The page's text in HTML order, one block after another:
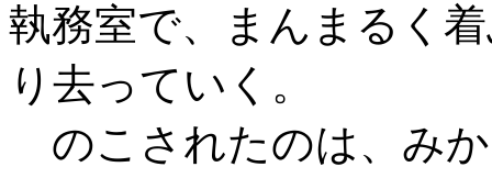
執務室で、まんまるく
り去っていく。
のこされたのは、み